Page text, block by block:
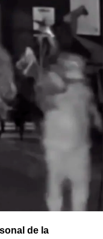
de una causa
la autoridad. Las
de la Justicia y
de la